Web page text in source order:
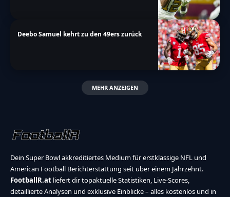
Deebo Samuel kehrt zu den 49ers zurück
MEHR ANZEIGEN
Dein Super Bowl akkreditiertes Medium für erstklassige NFL und
American Football Berichterstattung seit über einem Jahrzehnt.
FootballR.at liefert dir topaktuelle Statistiken, Live-Scores,
detaillierte Analysen und exklusive Einblicke – alles kostenlos und in